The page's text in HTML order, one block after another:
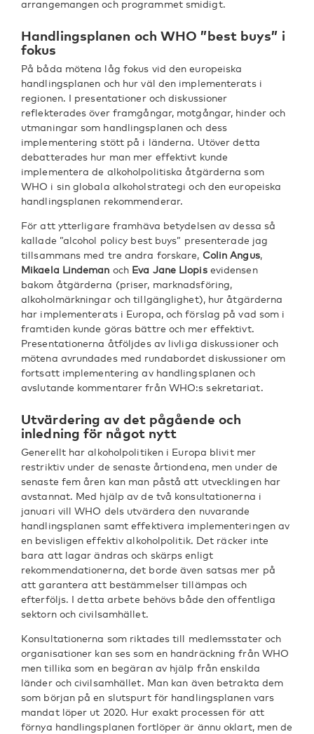
arrangemangen och programmet smidigt.
Handlingsplanen och WHO ”best buys” i
fokus
På båda mötena låg fokus vid den europeiska
handlingsplanen och hur väl den implementerats i
regionen. I presentationer och diskussioner
reflekterades över framgångar, motgångar, hinder och
utmaningar som handlingsplanen och dess
implementering stött på i länderna. Utöver detta
debatterades hur man mer effektivt kunde
implementera de alkoholpolitiska åtgärderna som
WHO i sin globala alkoholstrategi och den europeiska
handlingsplanen rekommenderar.
För att ytterligare framhäva betydelsen av dessa så
kallade ”alcohol policy best buys” presenterade jag
tillsammans med tre andra forskare, Colin Angus,
Mikaela Lindeman och Eva Jane Llopisevidensen
bakom åtgärderna (priser, marknadsföring,
alkoholmärkningar och tillgänglighet), hur åtgärderna
har implementerats i Europa, och förslag på vad som i
framtiden kunde göras bättre och mer effektivt.
Presentationerna åtföljdes av livliga diskussioner och
mötena avrundades med rundabordet diskussioner om
fortsatt implementering av handlingsplanen och
avslutande kommentarer från WHO:s sekretariat.
Utvärdering av det pågående och
inledning för något nytt
Generellt har alkoholpolitiken i Europa blivit mer
restriktiv under de senaste årtiondena, men under de
senaste fem åren kan man påstå att utvecklingen har
avstannat. Med hjälp av de två konsultationerna i
januari vill WHO dels utvärdera den nuvarande
handlingsplanen samt effektivera implementeringen av
en bevisligen effektiv alkoholpolitik. Det räcker inte
bara att lagar ändras och skärps enligt
rekommendationerna, det borde även satsas mer på
att garantera att bestämmelser tillämpas och
efterföljs. I detta arbete behövs både den offentliga
sektorn och civilsamhället.
Konsultationerna som riktades till medlemsstater och
organisationer kan ses som en handräckning från WHO
men tillika som en begäran av hjälp från enskilda
länder och civilsamhället. Man kan även betrakta dem
som början på en slutspurt för handlingsplanen vars
mandat löper ut 2020. Hur exakt processen för att
förnya handlingsplanen fortlöper är ännu oklart, men de